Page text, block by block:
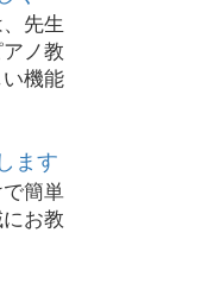
先生
ノ教
機能
ます
簡単
お教